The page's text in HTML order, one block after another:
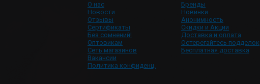
О нас
Новости
Отзывы
Сертификаты
Без сомнений!
Оптовикам
Сеть магазинов
Вакансии
Политика конфиденц.
Бренды
Новинки
Анонимность
Скидки и Акции
Доставка и оплата
Остерегайтесь подделок
Бесплатная доставка